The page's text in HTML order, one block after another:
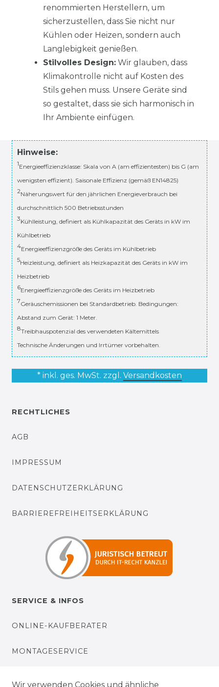
renommierten Herstellern, um
sicherzustellen, dass Sie nicht nur
Kühlen oder Heizen, sondern auch
Langlebigkeit genießen.
Stilvolles Design: Wir glauben, dass
Klimakontrolle nicht auf Kosten des
Stils gehen muss. Unsere Geräte sind
so gestaltet, dass sie sich harmonisch in
Ihr Ambiente einfügen.
Hinweise:
1Energieeffizienzklasse: Skala von A (am effizientesten) bis G (am
wenigsten effizient). Saisonale Effizienz (gemäß EN14825)
2Näherungswert für den jährlichen Energieverbrauch bei
durchschnittlich 500 Betriebsstunden
3Kühlleistung, definiert als Kühlkapazität des Geräts in kW im
Kühlbetrieb
4Energieeffizienzgröße des Geräts im Kühlbetrieb
5Heizleistung, definiert als Heizkapazität des Geräts in kW im
Heizbetrieb
6Energieeffizienzgröße des Geräts im Heizbetrieb
7Geräuschemissionen bei Standardbetrieb. Bedingungen:
Abstand zum Gerät: 1 Meter.
8Treibhauspotenzial des verwendeten Kältemittels
Technische Änderungen und Irrtümer vorbehalten.
* inkl. ges. MwSt. zzgl. Versandkosten
RECHTLICHES
AGB
IMPRESSUM
DATENSCHUTZERKLÄRUNG
BARRIEREFREIHEITSERKLÄRUNG
SERVICE & INFOS
ONLINE-KAUFBERATER
MONTAGESERVICE
Wir verwenden Cookies und ähnliche